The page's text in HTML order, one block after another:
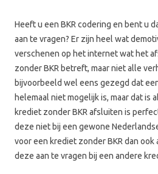
Heeft u een BKR codering en bent u
aan te vragen? Er zijn heel wat
verschenen op het internet wat het
zonder BKR betreft, maar niet alle
bijvoorbeeld wel eens gezegd dat
helemaal niet mogelijk is, maar dat is
krediet zonder BKR afsluiten is
deze niet bij een gewone
voor een krediet zonder BKR dan
deze aan te vragen bij een andere